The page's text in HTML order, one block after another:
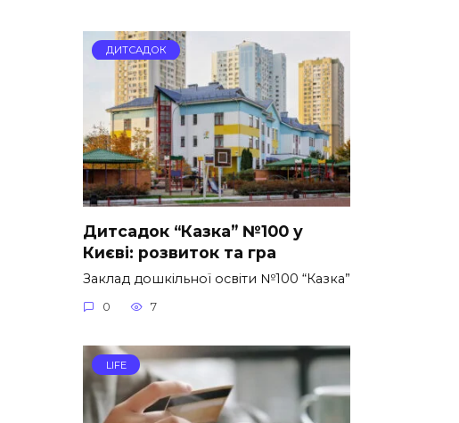
ДИТСАДОК
Дитсадок “Казка” №100 у
Києві: розвиток та гра
Заклад дошкільної освіти №100 “Казка”
0 7
LIFE